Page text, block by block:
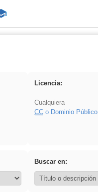
Licencia:
Cualquiera
CCo Dominio Público
Buscar en: